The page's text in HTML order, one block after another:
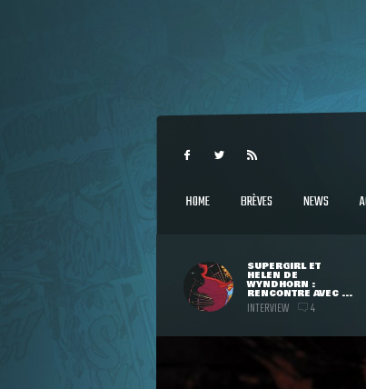
HOME BRÈVES NEWS
SUPERGIRL ET
HELEN DE
WYNDHORN :
RENCONTRE AVEC ...
INTERVIEW 4